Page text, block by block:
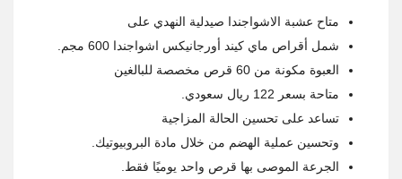
متاح عشبة الاشواجندا صيدلية النهدي على
شمل أقراص ماي كيند أورجانيكس اشواجندا 600 مجم.
العبوة مكونة من 60 قرص مخصصة للبالغين
متاحة بسعر 122 ريال سعودي.
تساعد على تحسين الحالة المزاجية
وتحسين عملية الهضم من خلال مادة البروبيوتيك.
الجرعة الموصى بها قرص واحد يوميًا فقط.